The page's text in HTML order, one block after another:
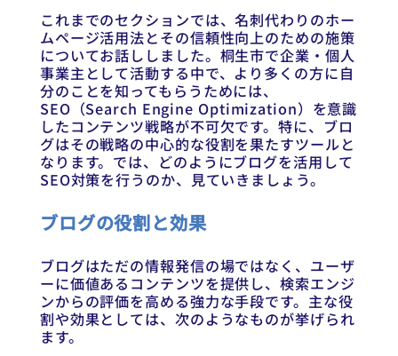
これまでのセクションでは、名刺代わりのホー
ムページ活用法とその信頼性向上のための施策
についてお話ししました。桐生市で企業・個人
事業主として活動する中で、より多くの方に自
分のことを知ってもらうためには、
SEO（Search Engine Optimization）を意識
したコンテンツ戦略が不可欠です。特に、ブロ
グはその戦略の中心的な役割を果たすツールと
なります。では、どのようにブログを活用して
SEO対策を行うのか、見ていきましょう。
ブログの役割と効果
ブログはただの情報発信の場ではなく、ユーザ
ーに価値あるコンテンツを提供し、検索エンジ
ンからの評価を高める強力な手段です。主な役
割や効果としては、次のようなものが挙げられ
ます。